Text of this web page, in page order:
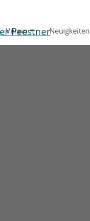
Verein Neuigkeiten